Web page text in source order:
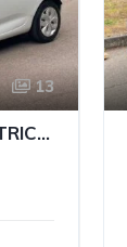
13
RENAULT ZOE VAN ELECTRIC 40KW